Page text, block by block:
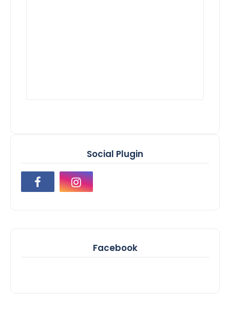
Social Plugin
Facebook